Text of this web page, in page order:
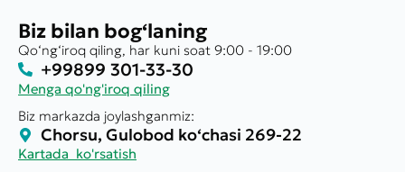
Biz bilan bog‘laning
Qo‘ng‘iroq qiling, har kuni soat 9:00 - 19:00
+99899 301-33-30
Menga qo'ng'iroq qiling
Biz markazda joylashganmiz:
Chorsu, Gulobod ko‘chasi 269-22
Kartada ko'rsatish